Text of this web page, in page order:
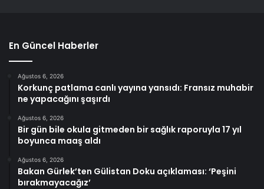
En Güncel Haberler
Ağustos 6, 2026
Korkunç patlama canlı yayına yansıdı: Fransız muhabir
ne yapacağını şaşırdı
Ağustos 6, 2026
Bir gün bile okula gitmeden bir sağlık raporuyla 17 yıl
boyunca maaş aldı
Ağustos 6, 2026
Bakan Gürlek’ten Gülistan Doku açıklaması: ‘Peşini
bırakmayacağız’